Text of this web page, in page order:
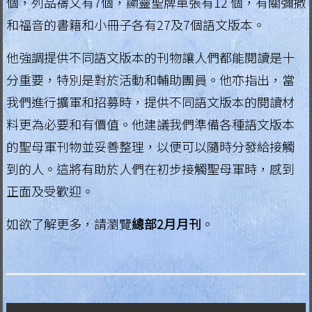
和福音的書籍和小冊子各有27及7個語文版本。
他強調提供不同語文版本的刊物讓人們都能閱讀是十
分重要，特別是對於活動和輔助團員。他亦指出，當
我們進行擴軍和招募時，提供不同語文版本的閱讀材
料更為必要和有價值。他建議我們準備各種語文版本
的聖母軍刊物並妥善整理，以便可以隨時分發給接觸
到的人。這將有助於人們在初步接觸聖母軍時，感到
正面及受歡迎。
如欲了解更多，請瀏覽總部2月月刊 。